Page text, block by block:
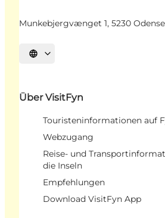
Munkebjergvænget 1, 5230 Odense
Sprache auswählen
Über VisitFyn
Touristeninformationen auf
Webzugang
Reise- und
die Inseln
Empfehlungen
Download VisitFyn App